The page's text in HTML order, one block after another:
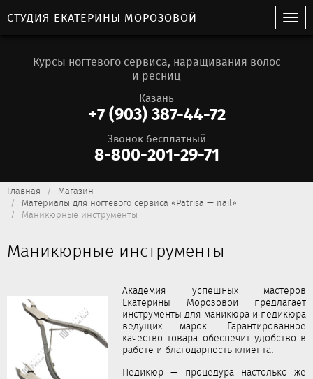
Курсы ногтевого сервиса, наращивания волос
и ресниц
Казань
+7 (903) 387-44-72
Звонок бесплатный
8-800-201-29-71
СТУДИЯ ЕКАТЕРИНЫ МОРОЗОВОЙ
Главная
Магазин
Материалы для ногтевого сервиса «Patrisa — nail»
Маникюрные инструменты
Маникюрные инструменты
Академия успешных мастеров
Екатерины Морозовой предлагает
инструменты для маникюра и педикюра
ведущих марок. Гарантированное
качество товара обеспечит удобство в
работе и благодарность клиента.
Педикюр — процедура настолько же